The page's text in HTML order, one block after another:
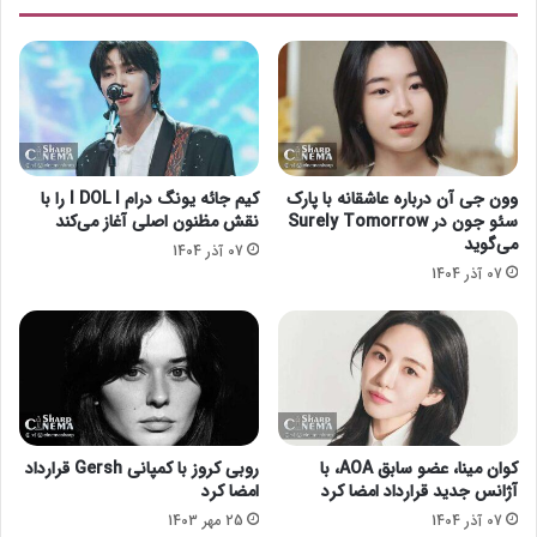
در
س
خ
ت
ب
ت
ر
و
ر
ی
وون جی آن درباره عاشقانه با پارک
سئو جون در Surely Tomorrow
می‌گوید
07 آذر 1404
کیم جائه یونگ درام I DOL I را با
نقش مظنون اصلی آغاز می‌کند
07 آذر 1404
کوان مینا، عضو سابق AOA، با
آژانس جدید قرارداد امضا کرد
07 آذر 1404
روبی کروز با کمپانی Gersh قرارداد
امضا کرد
25 مهر 1403